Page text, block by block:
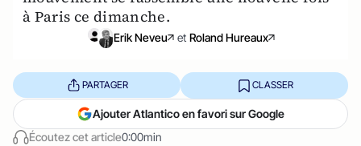
à Paris ce dimanche.
Erik Neveu et Roland Hureaux
Écoutez cet article0:00min
PARTAGER CLASSER
Ajouter Atlantico en favori sur Google